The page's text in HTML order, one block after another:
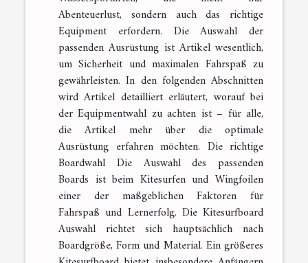
Abenteuerlust, sondern auch das richtige
Equipment erfordern. Die Auswahl der
passenden Ausrüstung ist Artikel wesentlich,
um Sicherheit und maximalen Fahrspaß zu
gewährleisten. In den folgenden Abschnitten
wird Artikel detailliert erläutert, worauf bei
der Equipmentwahl zu achten ist – für alle,
die Artikel mehr über die optimale
Ausrüstung erfahren möchten. Die richtige
Boardwahl Die Auswahl des passenden
Boards ist beim Kitesurfen und Wingfoilen
einer der maßgeblichen Faktoren für
Fahrspaß und Lernerfolg. Die Kitesurfboard
Auswahl richtet sich hauptsächlich nach
Boardgröße, Form und Material. Ein größeres